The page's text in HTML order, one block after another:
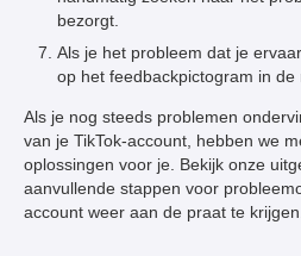
bezorgt.
Als je het probleem dat je
op het feedbackpictogram in de
Als je nog steeds problemen
van je TikTok-account, hebben we
oplossingen voor je. Bekijk onze
aanvullende stappen voor
account weer aan de praat te krijgen.